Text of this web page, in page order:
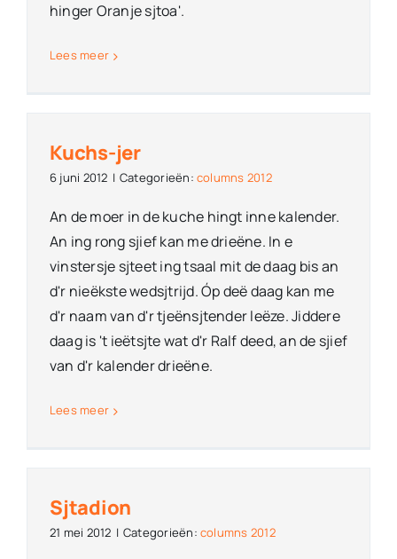
hinger Oranje sjtoa'.
Lees meer
Kuchs-jer
6 juni 2012 | Categorieën: columns 2012
An de moer in de kuche hingt inne kalender.
An ing rong sjief kan me drieëne. In e
vinstersje sjteet ing tsaal mit de daag bis an
d'r nieëkste wedsjtrijd. Óp deë daag kan me
d'r naam van d'r tjeënsjtender leëze. Jiddere
daag is 't ieëtsjte wat d'r Ralf deed, an de sjief
van d'r kalender drieëne.
Lees meer
Sjtadion
21 mei 2012 | Categorieën: columns 2012